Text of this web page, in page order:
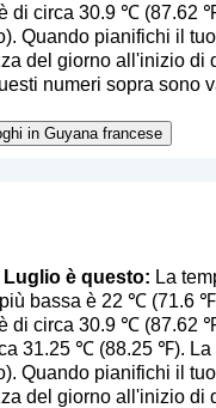
di circa 30.9 ℃ (87.62
). Quando pianifichi il
del giorno all'inizio di
numeri sopra sono
in Guyana francese
Luglio è questo: La
bassa è 22 ℃ (71.6
di circa 30.9 ℃ (87.62
31.25 ℃ (88.25 ℉).
). Quando pianifichi il
del giorno all'inizio di